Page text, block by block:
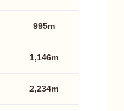
995m
1,146m
2,234m